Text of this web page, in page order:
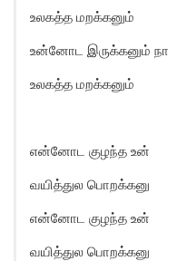
உலகத்த மறக்கனும்
உன்னோட இருக்கனும் நா
உலகத்த மறக்கனும்
என்னோட குழந்த உன்
வயித்துல பொறக்கனு
என்னோட குழந்த உன்
வயித்துல பொறக்கனு